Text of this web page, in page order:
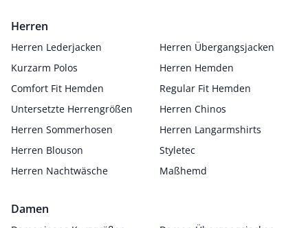
Herren
Herren Lederjacken
Herren Übergangsjacken
Kurzarm Polos
Herren Hemden
Comfort Fit Hemden
Regular Fit Hemden
Untersetzte Herrengrößen
Herren Chinos
Herren Sommerhosen
Herren Langarmshirts
Herren Blouson
Styletec
Herren Nachtwäsche
Maßhemd
Damen